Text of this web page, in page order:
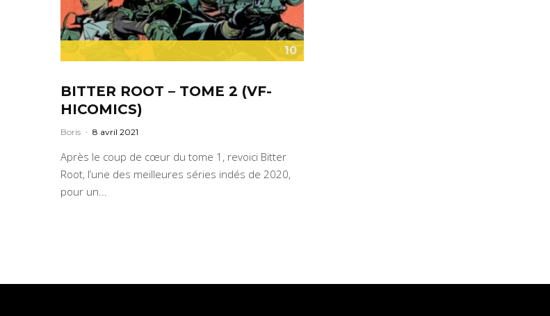
10
BITTER ROOT – TOME 2 (VF-
HICOMICS)
Boris · 8 avril 2021
Après le coup de cœur du tome 1, revoici Bitter
Root, l’une des meilleures séries indés de 2020,
pour un...